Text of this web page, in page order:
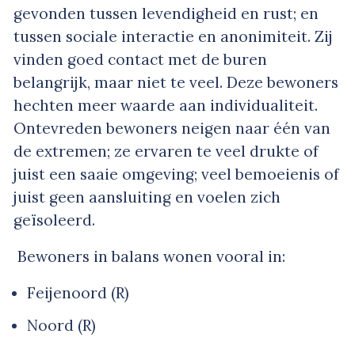
gevonden tussen levendigheid en rust; en
tussen sociale interactie en anonimiteit. Zij
vinden goed contact met de buren
belangrijk, maar niet te veel. Deze bewoners
hechten meer waarde aan individualiteit.
Ontevreden bewoners neigen naar één van
de extremen; ze ervaren te veel drukte of
juist een saaie omgeving; veel bemoeienis of
juist geen aansluiting en voelen zich
geïsoleerd.
Bewoners in balans wonen vooral in:
Feijenoord (R)
Noord (R)